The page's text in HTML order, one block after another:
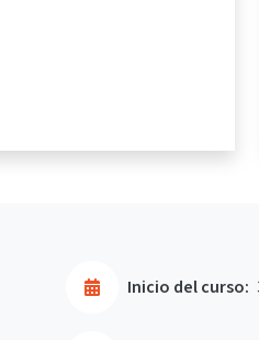
Inicio del curso: